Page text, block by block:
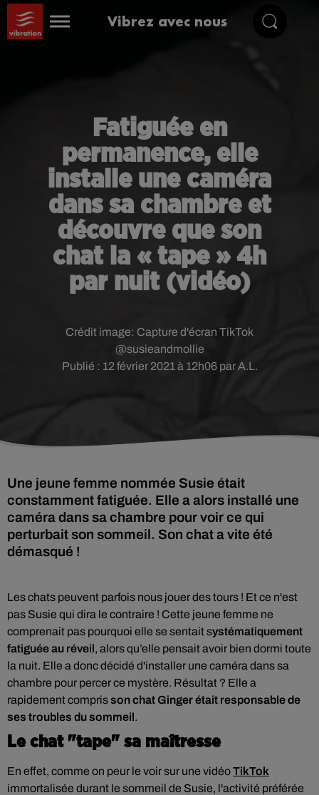
Vibrez avec nous
Fatiguée en
permanence, elle
installe une caméra
dans sa chambre et
découvre que son
chat la « tape » 4h
par nuit (vidéo)
Publié : 12 février 2021 à 12h06 par A.L.
Crédit image: Capture d'écran TikTok
@susieandmollie
Une jeune femme nommée Susie était
constamment fatiguée. Elle a alors installé une
caméra dans sa chambre pour voir ce qui
perturbait son sommeil. Son chat a vite été
démasqué !
Les chats peuvent parfois nous jouer des tours ! Et ce n'est
pas Susie qui dira le contraire ! Cette jeune femme ne
comprenait pas pourquoi elle se sentait systématiquement
fatiguée au réveil, alors qu’elle pensait avoir bien dormi toute
la nuit. Elle a donc décidé d'installer une caméra dans sa
chambre pour percer ce mystère. Résultat ? Elle a
rapidement comprisson chat Ginger était responsable de
ses troubles du sommeil.
Le chat "tape" sa maîtresse
En effet, comme on peur le voir sur une vidéoTikTok
immortalisée durant le sommeil de Susie, l'activité préférée